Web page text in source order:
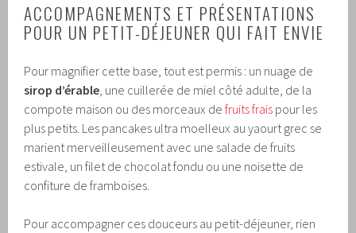
ACCOMPAGNEMENTS ET PRÉSENTATIONS
POUR UN PETIT-DÉJEUNER QUI FAIT ENVIE
Pour magnifier cette base, tout est permis : un nuage de
sirop d’érable, une cuillerée de miel côté adulte, de la
compote maison ou des morceaux defruits frais pour les
plus petits. Les pancakes ultra moelleux au yaourt grec se
marient merveilleusement avec une salade de fruits
estivale, un filet de chocolat fondu ou une noisette de
confiture de framboises.
Pour accompagner ces douceurs au petit-déjeuner, rien